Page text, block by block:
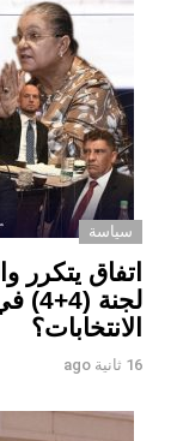
سياسة
اتفاق يتكرر
الانتخابات؟
16 ثانية ago